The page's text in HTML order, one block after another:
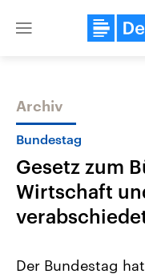
Close
Themen
Archiv
Bundestag
Gesetz zum
Wirtschaft
Der Bundestag